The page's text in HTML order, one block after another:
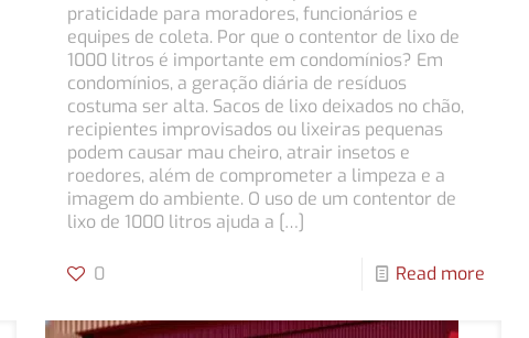
praticidade para moradores, funcionários e
equipes de coleta. Por que o contentor de lixo de
1000 litros é importante em condomínios? Em
condomínios, a geração diária de resíduos
costuma ser alta. Sacos de lixo deixados no chão,
recipientes improvisados ou lixeiras pequenas
podem causar mau cheiro, atrair insetos e
roedores, além de comprometer a limpeza e a
imagem do ambiente. O uso de um contentor de
lixo de 1000 litros ajuda a […]
0 Read more